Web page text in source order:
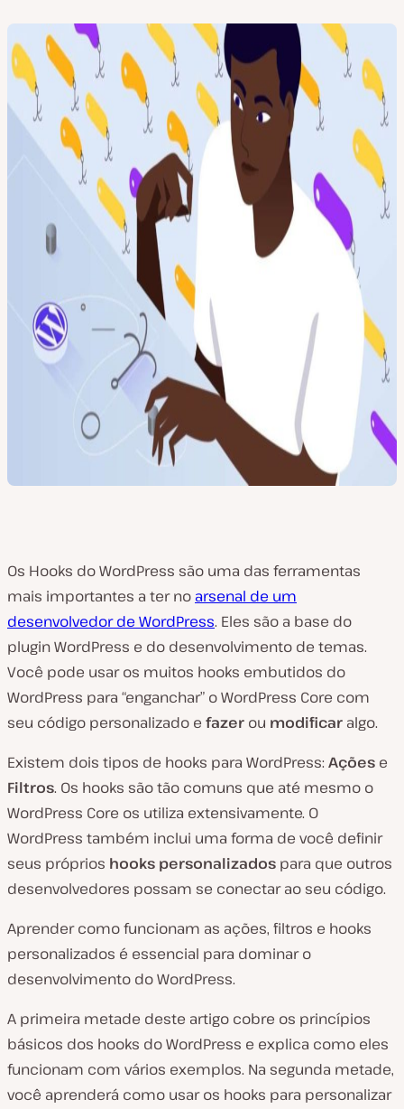
Os Hooks do WordPress são uma das ferramentas
mais importantes a ter no arsenal de um
desenvolvedor de WordPress. Eles são a base do
plugin WordPress e do desenvolvimento de temas.
Você pode usar os muitos hooks embutidos do
WordPress para “enganchar” o WordPress Core com
seu código personalizado e fazer ou modificar algo.
Existem dois tipos de hooks para WordPress: Ações e
Filtros. Os hooks são tão comuns que até mesmo o
WordPress Core os utiliza extensivamente. O
WordPress também inclui uma forma de você definir
seus próprios hooks personalizados para que outros
desenvolvedores possam se conectar ao seu código.
Aprender como funcionam as ações, filtros e hooks
personalizados é essencial para dominar o
desenvolvimento do WordPress.
A primeira metade deste artigo cobre os princípios
básicos dos hooks do WordPress e explica como eles
funcionam com vários exemplos. Na segunda metade,
você aprenderá como usar os hooks para personalizar